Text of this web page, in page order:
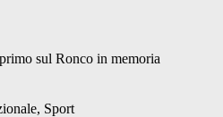
sul Ronco in memoria
, Sport